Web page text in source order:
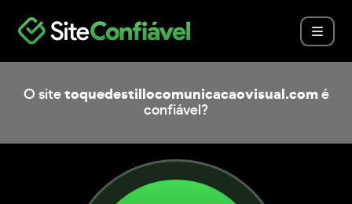
O site toquedestillocomunicacaovisual.com é
confiável?